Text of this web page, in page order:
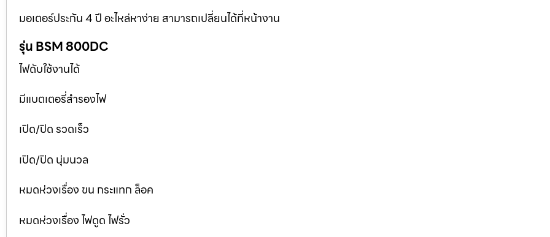
มอเตอร์ประกัน 4 ปี อะไหล่หาง่าย สามารถเปลี่ยนได้ที่หน้างาน
รุ่น BSM 800DC
ไฟดับใช้งานได้
มีแบตเตอรี่สำรองไฟ
เปิด/ปิด รวดเร็ว
เปิด/ปิด นุ่มนวล
หมดห่วงเรื่อง ขน กระแทก ล็อค
หมดห่วงเรื่อง ไฟดูด ไฟรั่ว